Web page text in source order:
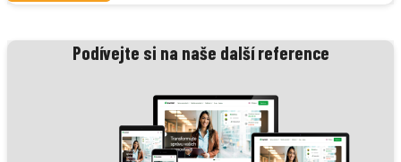
Podívejte si na naše další reference